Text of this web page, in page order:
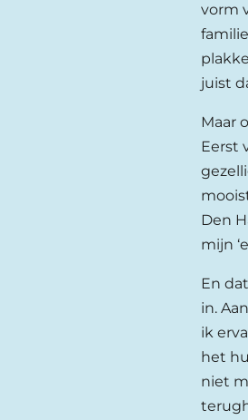
vorm
juist
Maar
Eerst
Den
mijn
En
in.
ik
het
niet